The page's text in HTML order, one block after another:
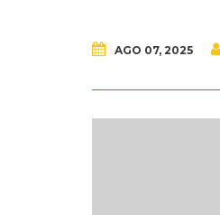
AGO 07, 2025